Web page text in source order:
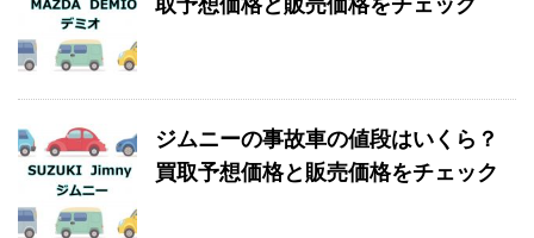
ジムニーの事故車の値段はいくら？
買取予想価格と販売価格をチェック